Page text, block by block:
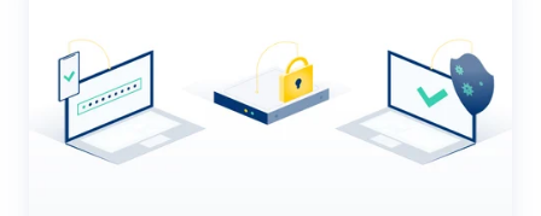
iedere
digitale
werkplek